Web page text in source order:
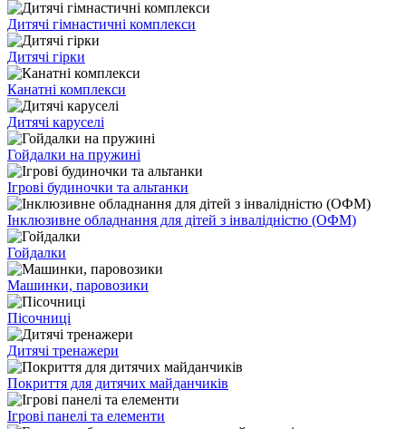
Дитячі гімнастичні комплекси
Дитячі гірки
Канатні комплекси
Дитячі каруселі
Гойдалки на пружині
Ігрові будиночки та альтанки
Інклюзивне обладнання для дітей з інвалідністю (ОФМ)
Гойдалки
Машинки, паровозики
Пісочниці
Дитячі тренажери
Покриття для дитячих майданчиків
Ігрові панелі та елементи